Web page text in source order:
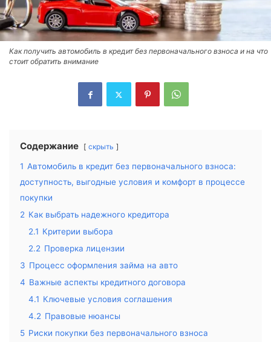
Как получить автомобиль в кредит без первоначального взноса и на что
стоит обратить внимание
Содержание скрыть
1 Автомобиль в кредит без первоначального взноса:
доступность, выгодные условия и комфорт в процессе
покупки
2 Как выбрать надежного кредитора
2.1 Критерии выбора
2.2 Проверка лицензии
3 Процесс оформления займа на авто
4 Важные аспекты кредитного договора
4.1 Ключевые условия соглашения
4.2 Правовые нюансы
5 Риски покупки без первоначального взноса